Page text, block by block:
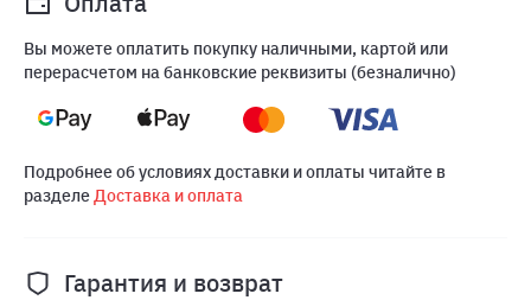
Вы можете оплатить покупку наличными, картой или
перерасчетом на банковские реквизиты (безналично)
Подробнее об условиях доставки и оплаты читайте в
разделеДоставка и оплата
Гарантия и возврат